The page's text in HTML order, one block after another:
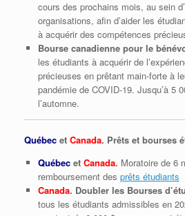
cours des prochains mois, au sein
organisations, afin d’aider les
à acquérir des compétences
Bourse canadienne pour le
les étudiants à acquérir de
précieuses en prêtant main‑forte à
pandémie de COVID‑19. Jusqu’à 5
l’automne.
Québec et Canada. Prêts et bourses
Québecet Canada. Moratoire de 6
remboursement des prêts étudiants
Canada. Doubler les Bourses
tous les étudiants admissibles en